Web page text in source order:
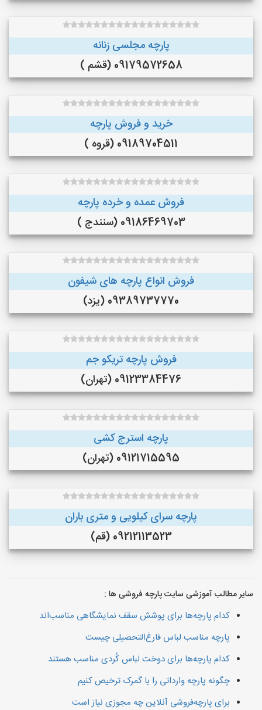
پارچه مجلسی زنانه
09179572658 (قشم )
خرید و فروش پارچه
09189704511 (قروه )
فروش عمده و خرده پارچه
09186469703 (سنندج )
فروش انواع پارچه های شیفون
09389737770 (یزد)
فروش پارچه تریکو جم
09123384476 (تهران)
پارچه استرج کشی
09121715595 (تهران)
پارچه سرای کیلویی و متری باران
09212113523 (قم)
سایر مطالب آموزشی سایت پارچه فروشی ها :
کدام پارچه‌ها برای پوشش سقف نمایشگاهی مناسب‌اند
پارچه مناسب لباس فارغ‌التحصیلی چیست
کدام پارچه‌ها برای دوخت لباس کُردی مناسب هستند
چگونه پارچه وارداتی را با گمرک ترخیص کنیم
برای پارچه‌فروشی آنلاین چه مجوزی نیاز است